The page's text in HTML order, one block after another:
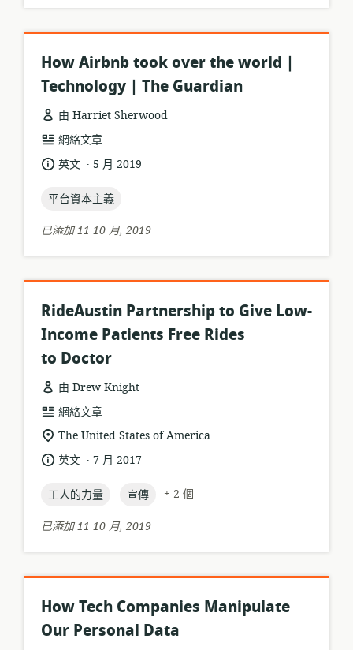
How Airbnb took over the world |
Technology | The Guardian
由 Harriet Sherwood
資
源
格
式:
網絡文章
語 英文 .
發
日
5 月 2019
topic:
平台資本主義
已添加 11 10 月, 2019
RideAustin Partnership to Give Low-
Income Patients Free Rides
to Doctor
由 Drew Knight
資
源
式:
網絡文章
相
關
位
置:
The United States of America
語 英文 .
發
日
7 月 2017
topic:
工人的力量 topic:
宣傳
+ 2 個
已添加 11 10 月, 2019
How Tech Companies Manipulate
Our Personal Data